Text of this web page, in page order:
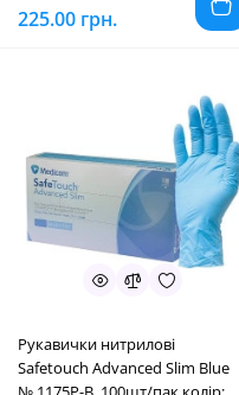
225.00 грн.
Рукавички нитрилові
Safetouсh Advanced Slim Blue